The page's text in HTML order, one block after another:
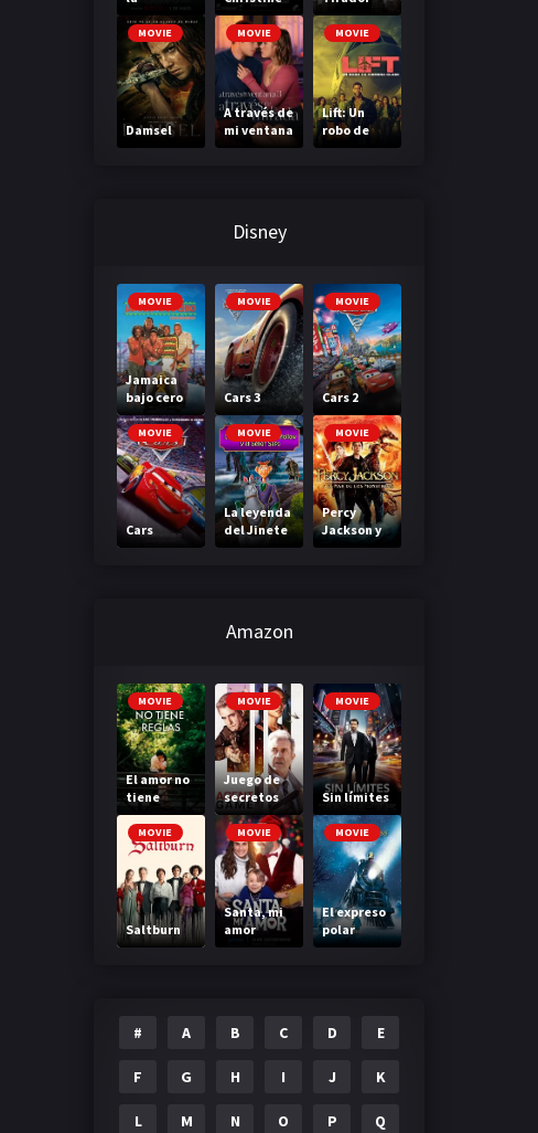
Madriguer
a MOVIE
Damsel
MOVIE
A través de
mi ventana
3: A través
MOVIE
Lift: Un
robo de
primera
Disney
MOVIE
Jamaica
bajo cero
MOVIE
Cars 3
MOVIE
Cars 2
MOVIE
Cars
MOVIE
La leyenda
del Jinete
sin cabeza
MOVIE
Percy
Jackson y
el mar de
Amazon
MOVIE
El amor no
tiene
reglas
MOVIE
Juego de
secretos
MOVIE
Sin límites
MOVIE
Saltburn
MOVIE
Santa, mi
amor
MOVIE
El expreso
polar
# A B C D E
F G H I J K
L M N O P Q